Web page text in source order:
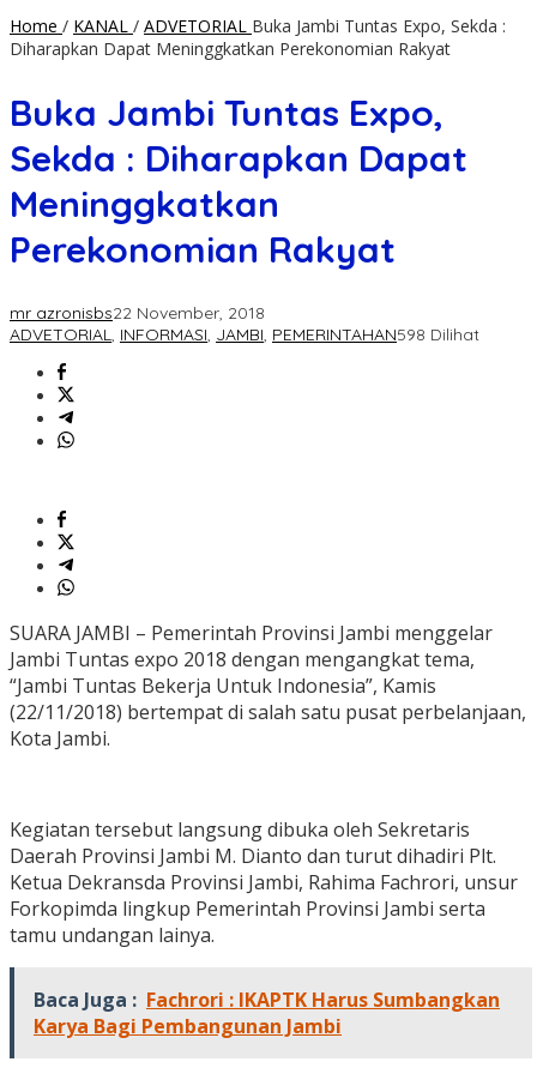
Home / KANAL / ADVETORIAL Buka Jambi Tuntas Expo, Sekda :
Diharapkan Dapat Meninggkatkan Perekonomian Rakyat
Buka Jambi Tuntas Expo,
Sekda : Diharapkan Dapat
Meninggkatkan
Perekonomian Rakyat
mr azronisbs22 November, 2018
ADVETORIAL, INFORMASI, JAMBI, PEMERINTAHAN598 Dilihat
SUARA JAMBI – Pemerintah Provinsi Jambi menggelar
Jambi Tuntas expo 2018 dengan mengangkat tema,
“Jambi Tuntas Bekerja Untuk Indonesia”, Kamis
(22/11/2018) bertempat di salah satu pusat perbelanjaan,
Kota Jambi.
Kegiatan tersebut langsung dibuka oleh Sekretaris
Daerah Provinsi Jambi M. Dianto dan turut dihadiri Plt.
Ketua Dekransda Provinsi Jambi, Rahima Fachrori, unsur
Forkopimda lingkup Pemerintah Provinsi Jambi serta
tamu undangan lainya.
Baca Juga : Fachrori : IKAPTK Harus Sumbangkan
Karya Bagi Pembangunan Jambi